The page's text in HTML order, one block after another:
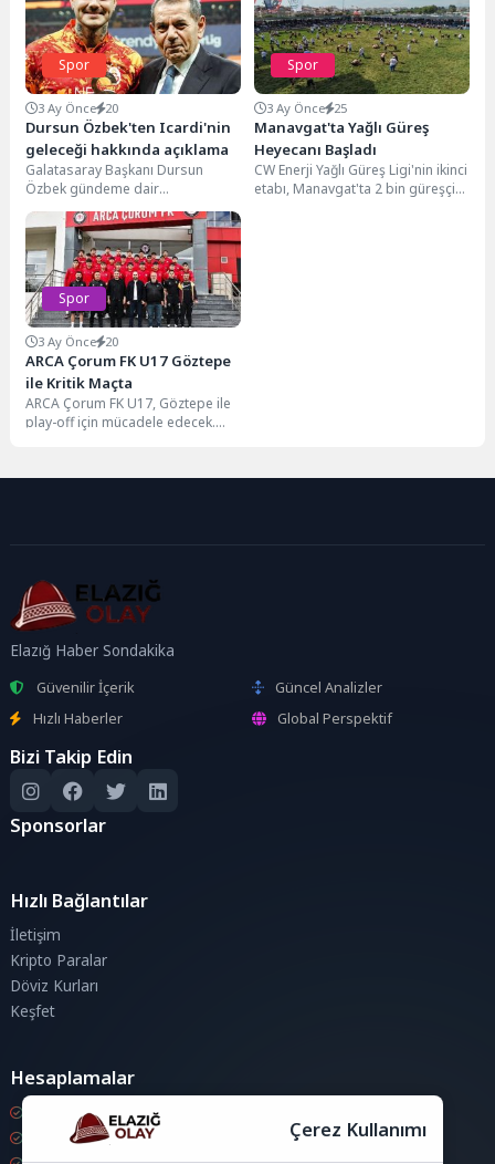
Spor
3 Ay Önce 20
Dursun Özbek'ten Icardi'nin
geleceği hakkında açıklama
Galatasaray Başkanı Dursun
Özbek gündeme dair
açıklamalarda bulundu.
Sözleşmesi sezon sonunda sona
erecek olan Mauro...
Spor
3 Ay Önce 25
Manavgat'ta Yağlı Güreş
Heyecanı Başladı
CW Enerji Yağlı Güreş Ligi'nin ikinci
etabı, Manavgat'ta 2 bin güreşçi
Spor
3 Ay Önce 20
ARCA Çorum FK U17 Göztepe
ile Kritik Maçta
ARCA Çorum FK U17, Göztepe ile
play-off için mücadele edecek.
Elazığ Haber Sondakika
Güvenilir İçerik
Güncel Analizler
Hızlı Haberler
Global Perspektif
Bizi Takip Edin
Sponsorlar
Hızlı Bağlantılar
İletişim
Kripto Paralar
Döviz Kurları
Keşfet
Hesaplamalar
Kripto Para Hesaplama
Döviz Hesaplama
Çerez Kullanımı